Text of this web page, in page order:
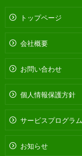
トップページ
会社概要
お問い合わせ
個人情報保護方針
サービスプログラム
お知らせ